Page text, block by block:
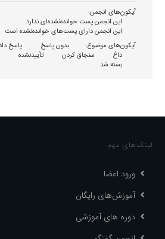
آیکون‌های انجمن:
این انجمن پست خوانده‌نشده‌ای ندارد
این انجمن دارای پست‌های خوانده‌نشده است
آیکون‌های موضوع:
بدون پاسخ پاسخ
داغ
سنجاق کردن تأییدنشده
بسته شد
لینک‌های مهم
ورود اعضا
آموزش‌های رایگان
دوره های آموزشی